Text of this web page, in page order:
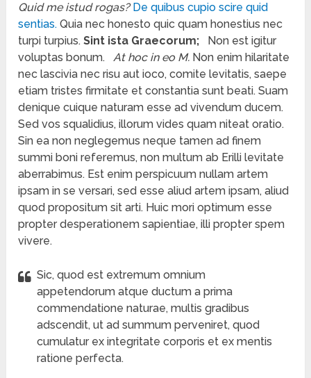
Quid me istud rogas? De quibus cupio scire quid
sentias. Quia nec honesto quic quam honestius nec
turpi turpius.Sint ista Graecorum;
Non est igitur
voluptas bonum.
At hoc in eo M. Non enim hilaritate
nec lascivia nec risu aut ioco, comite levitatis, saepe
etiam tristes firmitate et constantia sunt beati. Suam
denique cuique naturam esse ad vivendum ducem.
Sed vos squalidius, illorum vides quam niteat oratio.
Sin ea non neglegemus neque tamen ad finem
summi boni referemus, non multum ab Erilli levitate
aberrabimus. Est enim perspicuum nullam artem
ipsam in se versari, sed esse aliud artem ipsam, aliud
quod propositum sit arti. Huic mori optimum esse
propter desperationem sapientiae, illi propter spem
vivere.
Sic, quod est extremum omnium
appetendorum atque ductum a prima
commendatione naturae, multis gradibus
adscendit, ut ad summum perveniret, quod
cumulatur ex integritate corporis et ex mentis
ratione perfecta.